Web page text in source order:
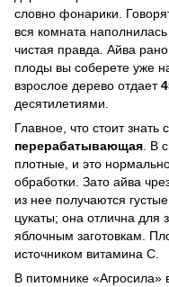
словно фонарики.
вся комната
чистая правда. Айва
плоды вы соберете уже
взрослое дерево отдает
десятилетиями.
Главное, что стоит знать
перерабатывающая . В
плотные, и это
обработки. Зато айва
из нее получаются
цукаты; она отлична для
яблочным заготовкам.
источником витамина С.
В питомнике «Агросила»